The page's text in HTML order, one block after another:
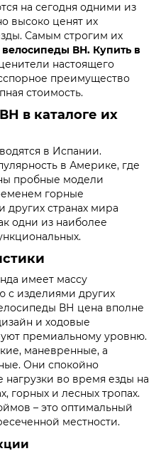
на сегодня одними из
высоко ценят их
Самым строгим их
ВН. Купить в
настоящего
преимущество
стоимость.
в каталоге их
в Испании.
в Америке, где
пробные модели
горные
других странах мира
одни из наиболее
имеет массу
с изделиями других
ВН цена вполне
и ходовые
премиальному уровню.
маневренные, а
Они спокойно
во время езды на
горных и лесных тропах.
– это оптимальный
местности.